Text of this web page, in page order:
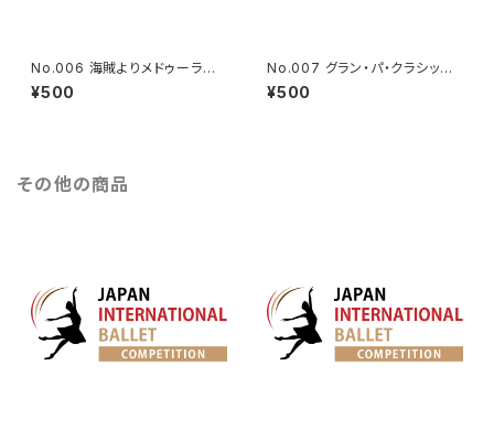
No.006 海賊よりメドゥーラのV
a.
¥500
No.007 グラン・パ・クラシック
より女性Va.
¥500
その他の商品